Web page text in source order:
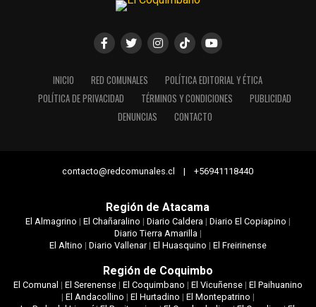
INICIO RED COMUNALES
POLÍTICA EDITORIAL Y ÉTICA
POLÍTICA DE PRIVACIDAD
TÉRMINOS Y CONDICIONES
PUBLICIDAD
DENUNCIAS
CONTACTO
contacto@redcomunales.cl | +56941118440
Región de Atacama
El Almagrino | El Chañaralino | Diario Caldera | Diario El Copiapino |
Diario Tierra Amarilla |
El Altino | Diario Vallenar| El Huasquino | El Freirinense
Región de Coquimbo
El Comunal | El Serenense| El Coquimbano | El Vicuñense| El Paihuanino
| El Andacollino | El Hurtadino | El Montepatrino |